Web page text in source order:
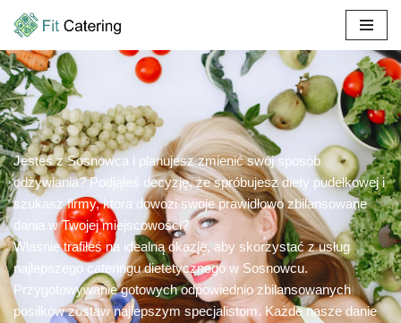
Przejdź
do
treści
Jesteś z Sosnowca i planujesz zmienić swój sposób
odżywiania? Podjąłeś decyzję, że spróbujesz diety pudełkowej i
szukasz firmy, która dowozi swoje prawidłowo zbilansowane
dania w Twojej miejscowości?
Właśnie trafiłeś na idealną okazję, aby skorzystać z usług
najlepszego cateringu dietetycznego w Sosnowcu.
Przygotowywanie gotowych odpowiednio zbilansowanych
posiłków zostaw najlepszym specjalistom. Każde nasze danie